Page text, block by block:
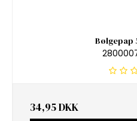
Bølgepap
34,95 DKK